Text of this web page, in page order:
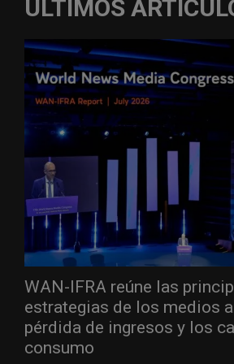
ÚLTIMOS
WAN-IFRA reúne las
estrategias de los medios
pérdida de ingresos y los
consumo